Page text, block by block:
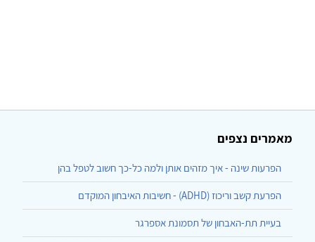
מאמרים נצפים
הפרעות שינה - איך מזהים אותן ולמה כל-כך חשוב לטפל בהן
הפרעת קשב וריכוז (ADHD) - חשיבות האיבחון המוקדם
בעיית תת-האבחון של תסמונת אספרגר